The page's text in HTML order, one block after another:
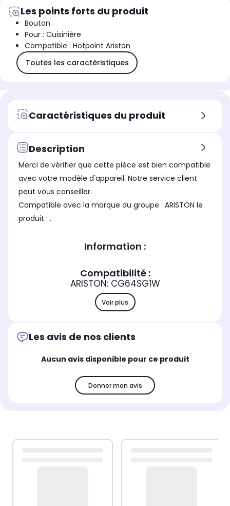
Les points forts du produit
Bouton
Pour : Cuisinière
Compatible : Hotpoint Ariston
Toutes les caractéristiques
Caractéristiques du produit
Description
Merci de vérifier que cette pièce est bien compatible
avec votre modèle d'appareil. Notre service client
peut vous conseiller.
Compatible avec la marque du groupe : ARISTON le
produit : .
Information :
Compatibilité :
ARISTON: CG64SG1W
Voir plus
Les avis de nos clients
Aucun avis disponible pour ce produit
Donner mon avis